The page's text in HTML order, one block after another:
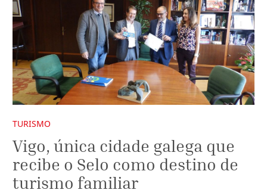
TURISMO
Vigo, única cidade galega que
recibe o Selo como destino de
turismo familiar